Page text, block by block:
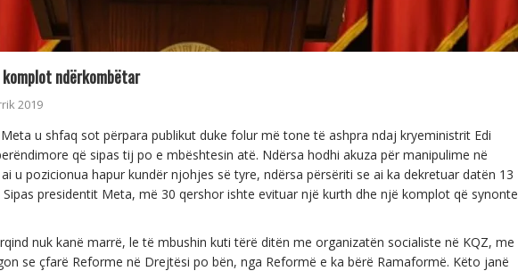
ndërkombëtar
2019
u shfaq sot përpara publikut duke folur më tone të ashpra ndaj kryeministrit Edi
që sipas tij po e mbështesin atë. Ndërsa hodhi akuza për manipulime në
u pozicionua hapur kundër njohjes së tyre, ndërsa përsëriti se ai ka dekretuar datën 13
presidentit Meta, më 30 qershor ishte evituar një kurth dhe një komplot që synonte
nuk kanë marrë, le të mbushin kuti tërë ditën me organizatën socialiste në KQZ, me
se çfarë Reforme në Drejtësi po bën, nga Reformë e ka bërë Ramaformë. Këto janë